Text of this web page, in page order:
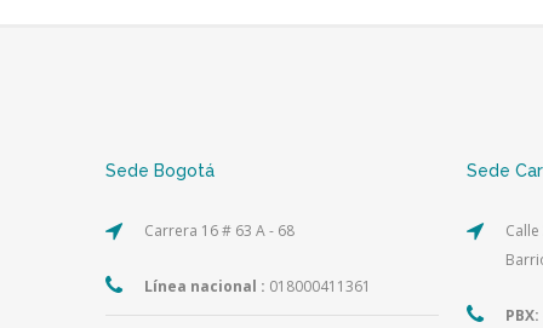
Sede Bogotá
Carrera 16 # 63 A - 68
Línea nacional : 018000411361
Sede
Calle
PBX: